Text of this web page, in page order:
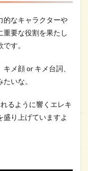
的なキャラクターや
重要な役割を果たし
す。
メ顔 or キメ台詞、
いな。
るように響くエレキ
り上げていますよ